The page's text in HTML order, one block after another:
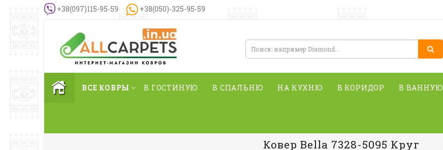
+38(097)115-95-59 +38(050)-325-95-59
ВСЕ КОВРЫ В ГОСТИНУЮ В СПАЛЬНЮ НА КУХНЮ В КОРИДОР В ВАННУЮ
Ковер Bella 7328-5095 Круг